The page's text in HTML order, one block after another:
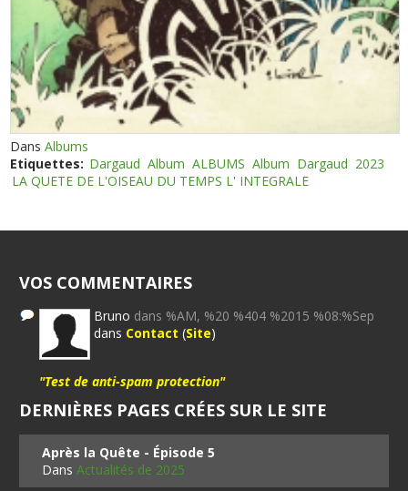
DansAlbums
Etiquettes: Dargaud Album ALBUMS Album Dargaud 2023
LA QUETE DE L'OISEAU DU TEMPS L' INTEGRALE
VOS COMMENTAIRES
Bruno dans %AM, %20 %404 %2015 %08:%Sep
dans Contact (Site)
"Test de anti-spam protection"
DERNIÈRES PAGES CRÉES SUR LE SITE
Après la Quête - Épisode 5
DansActualités de 2025